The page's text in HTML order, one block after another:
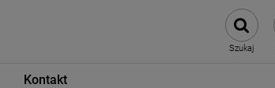
Szukaj
Kontakt